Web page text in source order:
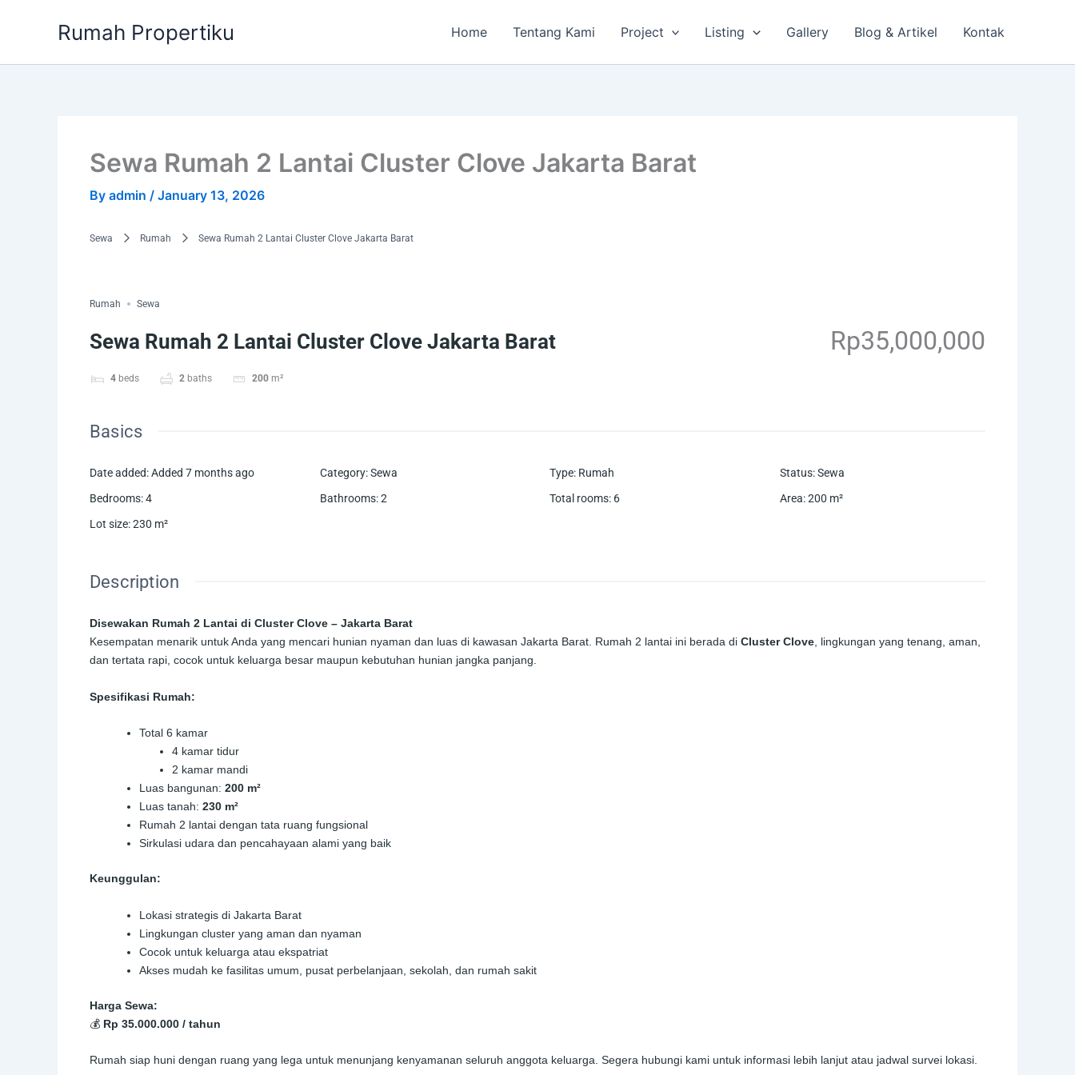
Rumah Propertiku Home Tentang Kami Project Listing Gallery Blog & Artikel Kontak
Sewa Rumah 2 Lantai Cluster Clove Jakarta Barat
By admin / January 13, 2026
Sewa Rumah Sewa Rumah 2 Lantai Cluster Clove Jakarta Barat
Rumah
Sewa
Sewa Rumah 2 Lantai Cluster Clove Jakarta Barat
4 beds 2 baths 200 m²
Rp35,000,000
Basics
Date added:Added 7 months ago Category: Sewa Type: Rumah Status: Sewa
Bedrooms:4 Bathrooms: 2 Total rooms: 6 Area: 200 m²
Lot size:230 m²
Description
Disewakan Rumah 2 Lantai di Cluster Clove – Jakarta Barat
Kesempatan menarik untuk Anda yang mencari hunian nyaman dan luas di kawasan Jakarta Barat. Rumah 2 lantai ini berada di Cluster Clove, lingkungan yang tenang, aman,
dan tertata rapi, cocok untuk keluarga besar maupun kebutuhan hunian jangka panjang.
Spesifikasi Rumah:
Total 6 kamar
4 kamar tidur
2 kamar mandi
Luas bangunan: 200 m²
Luas tanah: 230 m²
Rumah 2 lantai dengan tata ruang fungsional
Sirkulasi udara dan pencahayaan alami yang baik
Keunggulan:
Lokasi strategis di Jakarta Barat
Lingkungan cluster yang aman dan nyaman
Cocok untuk keluarga atau ekspatriat
Akses mudah ke fasilitas umum, pusat perbelanjaan, sekolah, dan rumah sakit
Harga Sewa:
💰 Rp 35.000.000 / tahun
Rumah siap huni dengan ruang yang lega untuk menunjang kenyamanan seluruh anggota keluarga. Segera hubungi kami untuk informasi lebih lanjut atau jadwal survei lokasi.